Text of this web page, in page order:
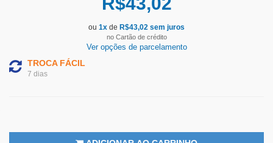
ou 1x de R$43,02 sem juros
no Cartão de crédito
Ver opções de parcelamento
TROCA FÁCIL
7 dias